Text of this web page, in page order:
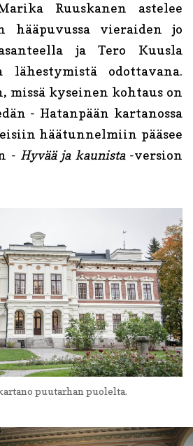
Ruuskanen astelee
hääpuvussa vieraiden jo
ja Tero Kuusla
lähestymistä odottavana.
kyseinen kohtaus on
- Hatanpään kartanossa
häätunnelmiin pääsee
- Hyvää ja kaunista-version
puutarhan puolelta.